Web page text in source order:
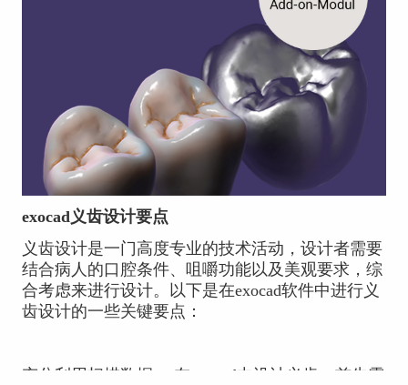
exocad义齿设计要点
义齿设计是一门高度专业的技术活动，设计者需要
结合病人的口腔条件、咀嚼功能以及美观要求，综
合考虑来进行设计。以下是在exocad软件中进行义
齿设计的一些关键要点：
充分利用扫描数据： 在exocad中设计义齿，首先需